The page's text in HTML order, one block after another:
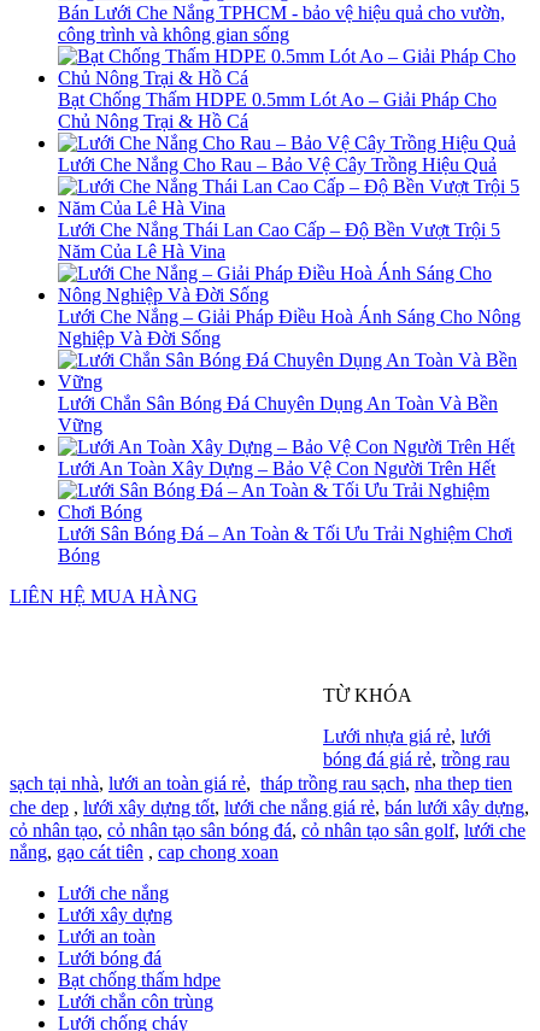
Bán Lưới Che Nắng TPHCM - bảo vệ hiệu quả cho vườn,
công trình và không gian sống
Bạt Chống Thấm HDPE 0.5mm Lót Ao – Giải Pháp Cho
Chủ Nông Trại & Hồ Cá
Lưới Che Nắng Cho Rau – Bảo Vệ Cây Trồng Hiệu Quả
Lưới Che Nắng Thái Lan Cao Cấp – Độ Bền Vượt Trội 5
Năm Của Lê Hà Vina
Lưới Che Nắng – Giải Pháp Điều Hoà Ánh Sáng Cho Nông
Nghiệp Và Đời Sống
Lưới Chắn Sân Bóng Đá Chuyên Dụng An Toàn Và Bền
Vững
Lưới An Toàn Xây Dựng – Bảo Vệ Con Người Trên Hết
Lưới Sân Bóng Đá – An Toàn & Tối Ưu Trải Nghiệm Chơi
Bóng
LIÊN HỆ MUA HÀNG
TỪ KHÓA
Lưới nhựa giá rẻ, lưới
bóng đá giá rẻ, trồng rau
sạch tại nhà, lưới an toàn giá rẻ, tháp trồng rau sạch, nha thep tien
che dep , lưới xây dựng tốt, lưới che nắng giá rẻ, bán lưới xây dựng,
cỏ nhân tạo, cỏ nhân tạo sân bóng đá, cỏ nhân tạo sân golf, lưới che
nắng, gạo cát tiên , cap chong xoan
Lưới che nắng
Lưới xây dựng
Lưới an toàn
Lưới bóng đá
Bạt chống thấm hdpe
Lưới chắn côn trùng
Lưới chống cháy